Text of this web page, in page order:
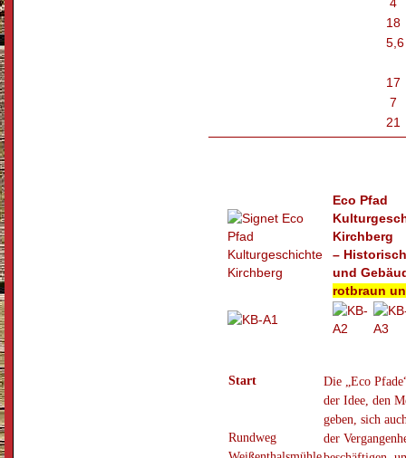
18
5,6
17
7
21
Eco Pfad
Kirchberg
–
und
rotbraun
Start
Rundweg
Die „Eco
der Idee, den
geben, sich
der